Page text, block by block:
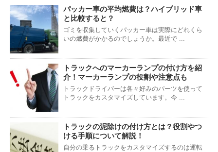
パッカー車の平均燃費は？ハイブリッド車
と比較すると？
ゴミを収集していくパッカー車は実際にどれくら
いの燃費がかかるのでしょうか。最近で ...
トラックへのマーカーランプの付け方を紹
介！マーカーランプの役割や注意点も
トラックドライバーは各々好みのパーツを使って
トラックをカスタマイズしています。今 ...
トラックの泥除けの付け方とは？役割やつ
ける手順について解説！
自分の乗るトラックをカスタマイズするのは運転